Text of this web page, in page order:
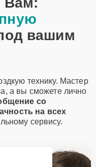
вашим
технику. Мастер
а вы сможете лично
со
на всех
сервису.